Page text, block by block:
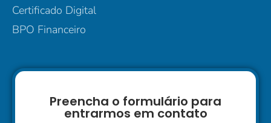
Certificado Digital
BPO Financeiro
Preencha o formulário para
entrarmos em contato